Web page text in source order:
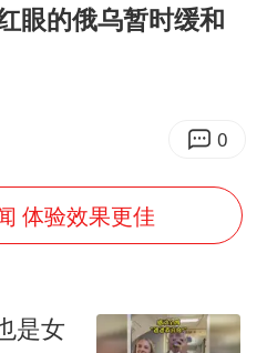
上门女婿出轨女邻居多年被判重婚罪
全力守护市民“菜篮子”
理辟谣Bin离队
眼的俄乌暂时缓和
0
体验效果更佳
是女